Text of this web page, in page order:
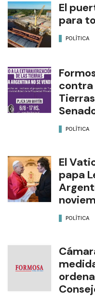
El
para
POLÍTICA
contra
POLÍTICA
El
papa
POLÍTICA